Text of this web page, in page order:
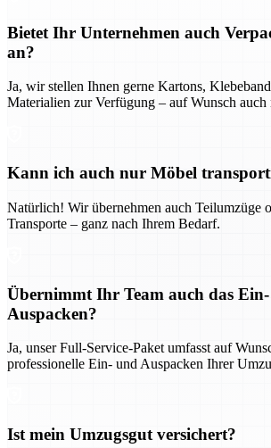
Bietet Ihr Unternehmen auch
an?
Ja, wir stellen Ihnen gerne Kartons,
Materialien zur Verfügung – auf Wunsch
Kann ich auch nur Möbel
Natürlich! Wir übernehmen auch Teilumzüge
Transporte – ganz nach Ihrem Bedarf.
Übernimmt Ihr Team auch das
Auspacken?
Ja, unser Full-Service-Paket umfasst auf
professionelle Ein- und Auspacken Ihrer
Ist mein Umzugsgut versichert?